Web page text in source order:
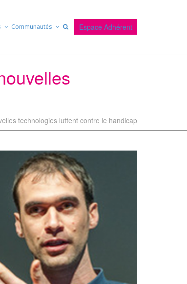
Communautés Espace Adhérent
technologies luttent contre le handicap